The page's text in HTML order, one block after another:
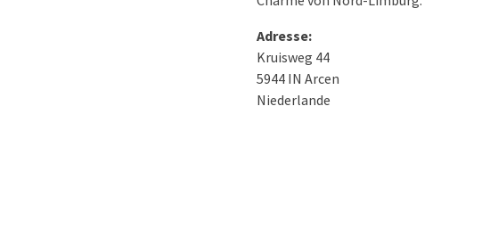
Adresse:
Kruisweg 44
5944 IN Arcen
Niederlande